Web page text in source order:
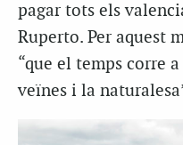
pagar tots els
Ruperto. Per aquest
“que el temps corre
veïnes i la